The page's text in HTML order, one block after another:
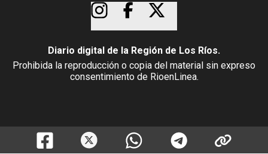
Diario digital de la Región de Los Ríos.
Prohibida la reproducción o copia del material sin expreso
consentimiento de RioenLinea.